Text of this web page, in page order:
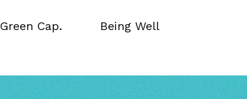
Green Cap.
Being Well